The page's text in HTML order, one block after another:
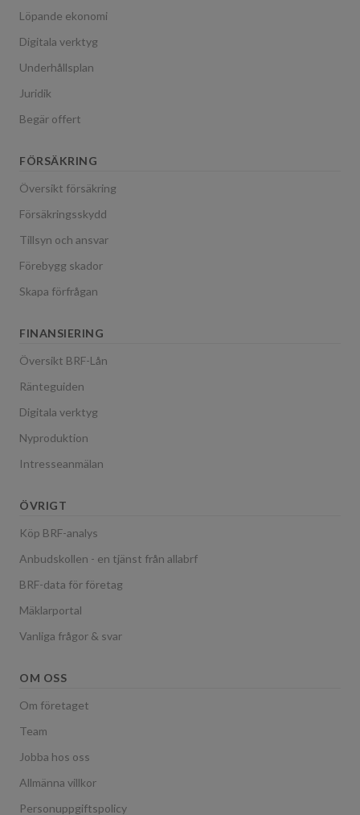
Löpande ekonomi
Digitala verktyg
Underhållsplan
Juridik
Begär offert
FÖRSÄKRING
Översikt försäkring
Försäkringsskydd
Tillsyn och ansvar
Förebygg skador
Skapa förfrågan
FINANSIERING
Översikt BRF-Lån
Ränteguiden
Digitala verktyg
Nyproduktion
Intresseanmälan
ÖVRIGT
Köp BRF-analys
Anbudskollen - en tjänst från allabrf
BRF-data för företag
Mäklarportal
Vanliga frågor & svar
OM OSS
Om företaget
Team
Jobba hos oss
Allmänna villkor
Personuppgiftspolicy